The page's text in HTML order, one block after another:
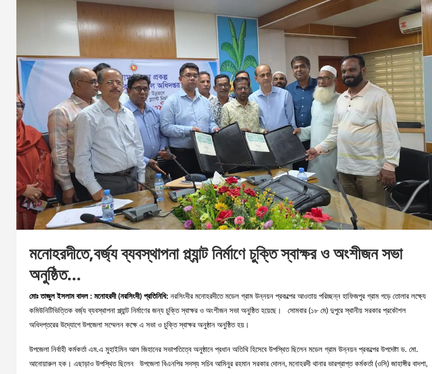
মনোহরদীতে,বর্জ্য ব্যবস্থাপনা প্ল্যান্ট নির্মাণে চুক্তি স্বাক্ষর ও অংশীজন সভা
অনুষ্ঠিত…
মোঃ তাজুল ইসলাম বাদল : মনোহরদী (নরসিংদী) প্রতিনিধি: নরসিংদীর মনোহরদীতে মডেল গ্রাম উন্নয়ন প্রকল্পের আওতায় পরিচ্ছন্ন হাফিজপুর গ্রাম গড়ে তোলার লক্ষ্যে
কমিউনিটিভিত্তিক বর্জ্য ব্যবস্থাপনা প্ল্যান্ট নির্মাণের জন্য চুক্তি স্বাক্ষর ও অংশীজন সভা অনুষ্ঠিত হয়েছে। সোমবার (১৮ মে) দুপুরে স্থানীয় সরকার প্রকৌশল
অধিদপ্তরের উদ্যোগে উপজেলা সম্মেলন কক্ষে এ সভা ও চুক্তি স্বাক্ষর অনুষ্ঠান অনুষ্ঠিত হয়।
উপজেলা নির্বাহী কর্মকর্তা এম.এ মুহাইমিন আল জিহানের সভাপতিত্বে অনুষ্ঠানে প্রধান অতিথি হিসেবে উপস্থিত ছিলেন মডেল গ্রাম উন্নয়ন প্রকল্পের উপদেষ্টা ড. মো.
আনোয়ারুল হক। এছাড়াও উপস্থিত ছিলেন উপজেলা বিএনপির সদস্য সচিব আমিনুর রহমান সরকার দোলন, মনোহরদী থানার ভারপ্রাপ্ত কর্মকর্তা (ওসি) জাহাঙ্গীর বাদশা,